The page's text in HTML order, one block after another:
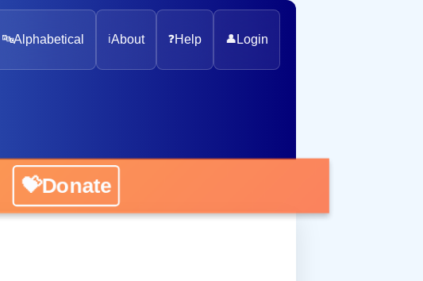
🔤Alphabetical ℹ️About ❓Help 👤 Login
💝Donate